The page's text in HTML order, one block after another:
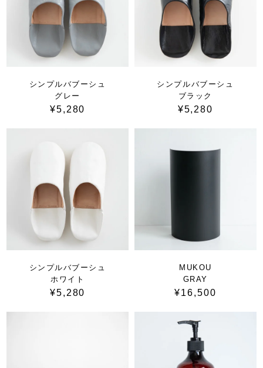
シンプルバブーシュ
グレー
¥5,280
シンプルバブーシュ
ブラック
¥5,280
シンプルバブーシュ
ホワイト
¥5,280
MUKOU
GRAY
¥16,500